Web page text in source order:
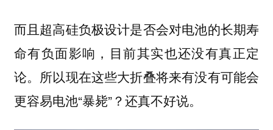
而且超高硅负极设计是否会对电池的长期寿
命有负面影响，目前其实也还没有真正定
论。所以现在这些大折叠将来有没有可能会
更容易电池“暴毙”？还真不好说。